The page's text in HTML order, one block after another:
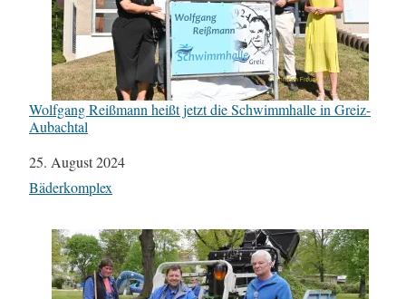
Wolfgang Reißmann heißt jetzt die Schwimmhalle in Greiz-
Aubachtal
Datum
25. August 2024
In Bezug auf
Bäderkomplex